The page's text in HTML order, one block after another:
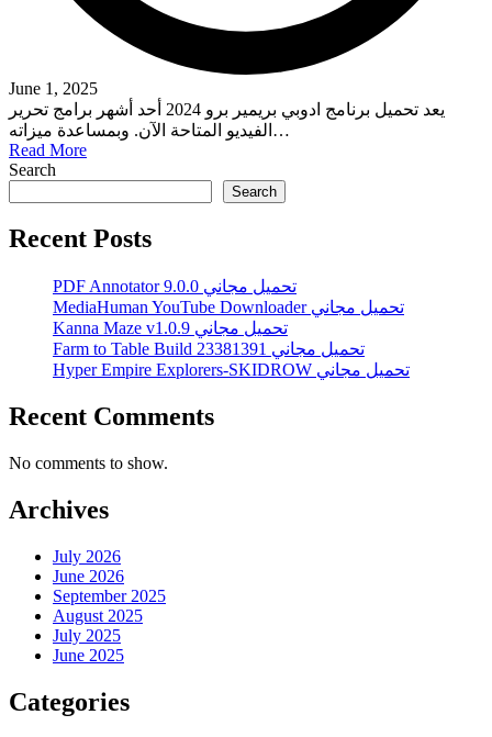
June 1, 2025
يعد تحميل برنامج ادوبي بريمير برو 2024 أحد أشهر برامج تحرير
الفيديو المتاحة الآن. وبمساعدة ميزاته…
Read More
Search
Search
Recent Posts
PDF Annotator 9.0.0 تحميل مجاني
MediaHuman YouTube Downloader تحميل مجاني
Kanna Maze v1.0.9 تحميل مجاني
Farm to Table Build 23381391 تحميل مجاني
Hyper Empire Explorers-SKIDROW تحميل مجاني
Recent Comments
No comments to show.
Archives
July 2026
June 2026
September 2025
August 2025
July 2025
June 2025
Categories